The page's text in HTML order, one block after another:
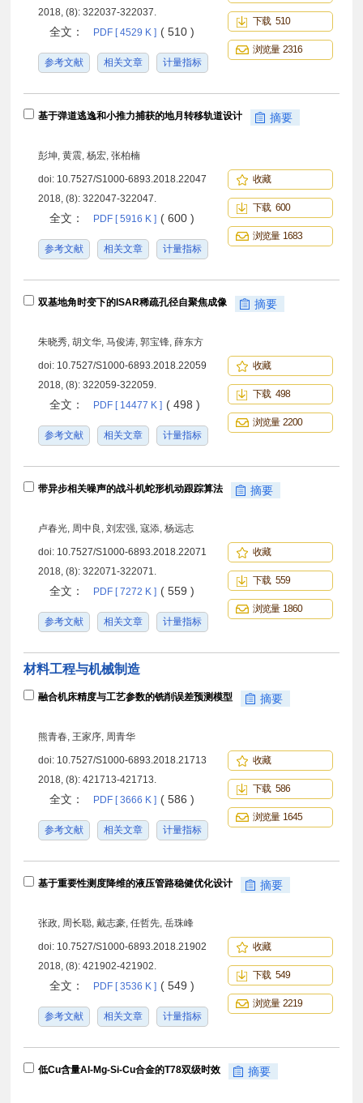
2018, (8): 322037-322037.
全文： PDF [ 4529 K ] ( 510 )
参考文献 相关文章 计量指标
下载 510
浏览量 2316
基于弹道逃逸和小推力捕获的地月转移轨道设计 摘要
彭坤, 黄震, 杨宏, 张柏楠
doi: 10.7527/S1000-6893.2018.22047
2018, (8): 322047-322047.
全文： PDF [ 5916 K ] ( 600 )
参考文献 相关文章 计量指标
收藏
下载 600
浏览量 1683
双基地角时变下的ISAR稀疏孔径自聚焦成像 摘要
朱晓秀, 胡文华, 马俊涛, 郭宝锋, 薛东方
doi: 10.7527/S1000-6893.2018.22059
2018, (8): 322059-322059.
全文： PDF [ 14477 K ] ( 498 )
参考文献 相关文章 计量指标
收藏
下载 498
浏览量 2200
带异步相关噪声的战斗机蛇形机动跟踪算法 摘要
卢春光, 周中良, 刘宏强, 寇添, 杨远志
doi: 10.7527/S1000-6893.2018.22071
2018, (8): 322071-322071.
全文： PDF [ 7272 K ] ( 559 )
参考文献 相关文章 计量指标
收藏
下载 559
浏览量 1860
材料工程与机械制造
融合机床精度与工艺参数的铣削误差预测模型 摘要
熊青春, 王家序, 周青华
doi: 10.7527/S1000-6893.2018.21713
2018, (8): 421713-421713.
全文： PDF [ 3666 K ] ( 586 )
参考文献 相关文章 计量指标
收藏
下载 586
浏览量 1645
基于重要性测度降维的液压管路稳健优化设计 摘要
张政, 周长聪, 戴志豪, 任哲先, 岳珠峰
doi: 10.7527/S1000-6893.2018.21902
2018, (8): 421902-421902.
全文： PDF [ 3536 K ] ( 549 )
参考文献 相关文章 计量指标
收藏
下载 549
浏览量 2219
低Cu含量Al-Mg-Si-Cu合金的T78双级时效 摘要